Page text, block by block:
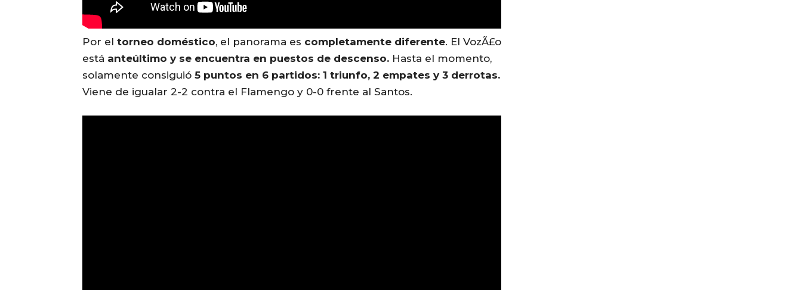
Por el torneo doméstico, el panorama es completamente diferente. El VozÃ£o
está anteúltimo y se encuentra en puestos de descenso. Hasta el momento,
solamente consiguió 5 puntos en 6 partidos: 1 triunfo, 2 empates y 3 derrotas.
Viene de igualar 2-2 contra el Flamengo y 0-0 frente al Santos.